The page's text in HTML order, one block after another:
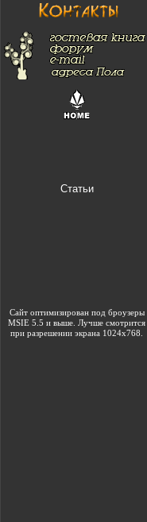
Статьи
Сайт оптимизирован под броузеры
MSIE 5.5 и выше. Лучше смотрится
при разрешении экрана 1024х768.